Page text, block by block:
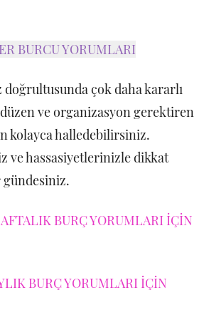
BURCU YORUMLARI
çok daha kararlı
ve organizasyon gerektiren
kolayca halledebilirsiniz.
ve hassasiyetlerinizle dikkat
BURÇ YORUMLARI İÇİN
BURÇ YORUMLARI İÇİN